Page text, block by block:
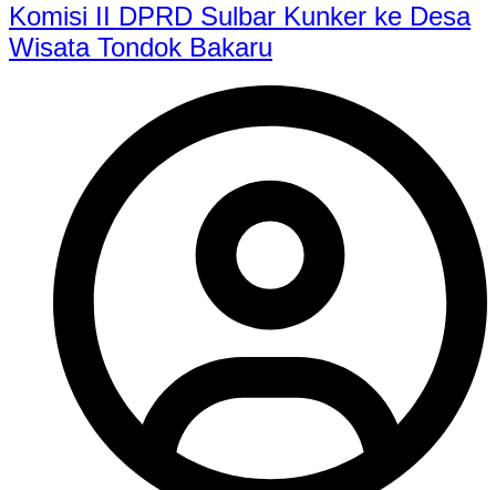
Komisi II DPRD Sulbar Kunker ke Desa
Wisata Tondok Bakaru